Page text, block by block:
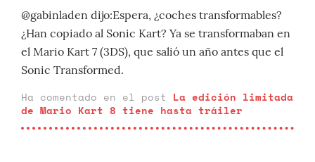
@gabinladen dijo:Espera, ¿coches transformables?
¿Han copiado al Sonic Kart? Ya se transformaban en
el Mario Kart 7 (3DS), que salió un año antes que el
Sonic Transformed.
Ha comentado en el post La edición limitada
de Mario Kart 8 tiene hasta tráiler